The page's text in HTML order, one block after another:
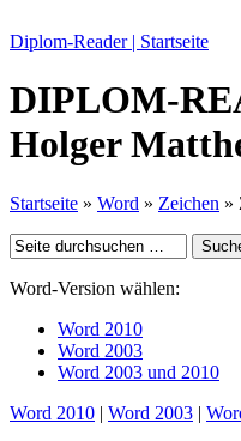
Diplom-Reader | Startseite
DIPLOM-
Holger
Startseite » Word » Zeichen »
Word-Version wählen:
Word 2010
Word 2003
Word 2003 und 2010
Word 2010 | Word 2003 |